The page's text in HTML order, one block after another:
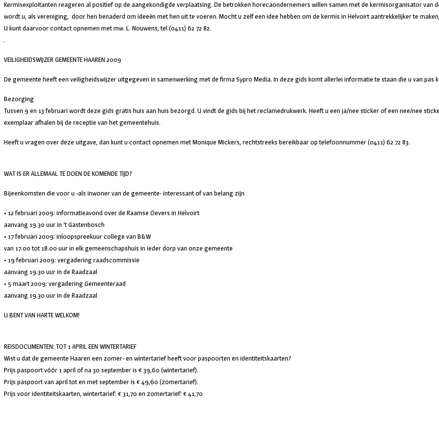
Kermisexploitanten reageren al positief op de aangekondigde verplaatsing. De betrokken horecaondernemers willen samen met de kermisorganisator van
wordt u, als vereniging, door hen benaderd om ideeën met hen uit te voeren. Mocht u zelf een idee hebben om de kermis in Helvoirt aantrekkelijker te
U kunt daarvoor contact opnemen met mw. L. Nouwens, tel (0411) 62 72 82.
.
VEILIGHEIDSWIJZER GEMEENTE HAAREN 2009
De gemeente heeft een veiligheidswijzer uitgegeven in samenwerking met de firma Sypro Media. In deze gids komt allerlei informatie te staan die u van pas
Bezorging
Tussen 9 en 13 februari wordt deze gids gratis huis aan huis bezorgd. U vindt de gids bij het reclamedrukwerk. Heeft u een ja/nee sticker of een nee/nee
exemplaar afhalen bij de receptie van het gemeentehuis.
Heeft u vragen over deze uitgave, dan kunt u contact opnemen met Monique Mickers, rechtstreeks bereikbaar op telefoonnummer (0411) 62 72 83.
WAT IS ER ALLEMAAL TE DOEN DE KOMENDE TIJD?
Bijeenkomsten die voor u -als inwoner van de gemeente- interessant of van belang zijn
• 12 februari 2009: informatieavond over de Raamse Oevers in Helvoirt
aanvang 19.30 uur in ‘t Gastenbosch
• 17 februari 2009: inloopspreekuur college van B&W
van 17.00 tot 18.00 uur in elk gemeenschapshuis in ieder dorp van onze gemeente
• 19 februari 2009: vergadering raadscommissie
aanvang 19.30 uur in de Raadzaal
• 5 maart 2009: vergadering Gemeenteraad
aanvang 19.30 uur in de Raadzaal
U BENT VAN HARTE WELKOM!
REISDOCUMENTEN: TOT 1 APRIL EEN WINTERTARIEF
Wist u dat de gemeente Haaren een zomer- en wintertarief heeft voor paspoorten en identiteitskaarten?
Prijs paspoort vóór 1 april of na 30 september is € 39,60 (wintertarief).
Prijs paspoort van april tot en met september is € 49,60 (zomertarief).
Prijs voor identiteitskaarten, wintertarief: € 31,70 en zomertarief: € 41,70